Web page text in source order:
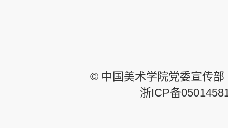
© 中国美术学院党委宣传
浙ICP备